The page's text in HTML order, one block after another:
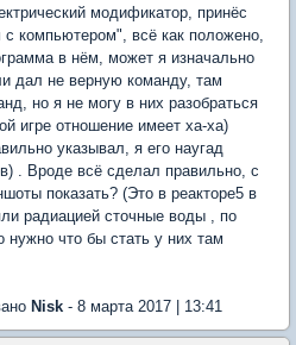
модификатор, принёс
с компьютером", всё как положено,
в нём, может я изначально
дал не верную команду, там
но я не могу в них разобраться
игре отношение имеет ха-ха)
указывал, я его наугад
. Вроде всё сделал правильно, с
показать? (Это в реакторе5 в
радиацией сточные воды , по
что бы стать у них там
Nisk - 8 марта 2017 | 13:41